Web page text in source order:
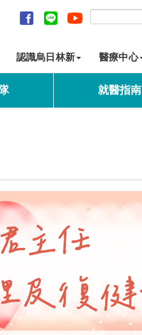
認識烏日林新 醫療中心
就醫指南